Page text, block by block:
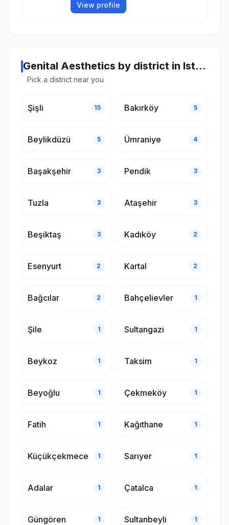
View profile
Genital Aesthetics by district in Istanbul
Pick a district near you
Şişli 15 Bakırköy 5
Beylikdüzü 5 Ümraniye 4
Başakşehir 3 Pendik 3
Tuzla 3 Ataşehir 3
Beşiktaş 3 Kadıköy 2
Esenyurt 2 Kartal 2
Bağcılar 2 Bahçelievler 1
Şile 1 Sultangazi 1
Beykoz 1 Taksim 1
Beyoğlu 1 Çekmeköy 1
Fatih 1 Kağıthane 1
Küçükçekmece 1 Sarıyer 1
Adalar 1 Çatalca 1
Güngören 1 Sultanbeyli 1